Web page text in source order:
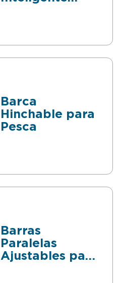
Barca
Hinchable para
Pesca
Barras
Paralelas
Ajustables para